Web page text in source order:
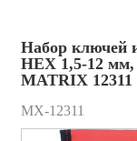
Набор ключей
HEX 1,5-12
MATRIX 12311
MX-12311